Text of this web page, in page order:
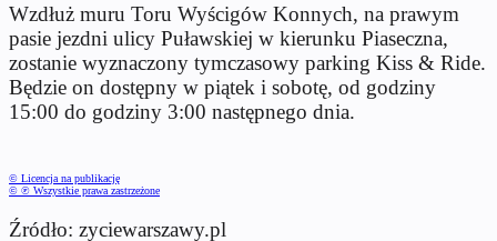
Wzdłuż muru Toru Wyścigów Konnych, na prawym
pasie jezdni ulicy Puławskiej w kierunku Piaseczna,
zostanie wyznaczony tymczasowy parking Kiss & Ride.
Będzie on dostępny w piątek i sobotę, od godziny
15:00 do godziny 3:00 następnego dnia.
© Licencja na publikację
© ℗ Wszystkie prawa zastrzeżone
Źródło: zyciewarszawy.pl